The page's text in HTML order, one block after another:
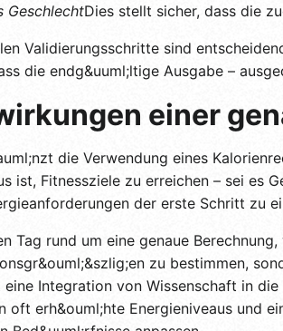
GeschlechtDies stellt sicher, dass die
Validierungsschritte sind
die endg&uuml;ltige Ausgabe –
einer
die Verwendung eines
ist, Fitnessziele zu erreichen – sei es
der erste Schritt zu
Tag rund um eine genaue
zu bestimmen,
Integration von Wissenschaft in
oft erh&ouml;hte Energieniveaus und